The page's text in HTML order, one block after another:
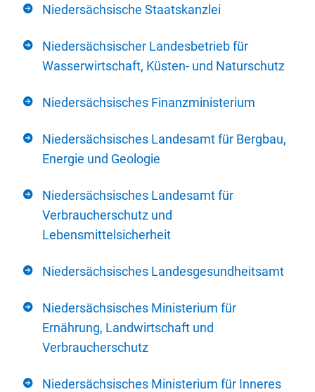
Niedersächsische Staatskanzlei
Niedersächsischer Landesbetrieb für
Wasserwirtschaft, Küsten- und Naturschutz
Niedersächsisches Finanzministerium
Niedersächsisches Landesamt für Bergbau,
Energie und Geologie
Niedersächsisches Landesamt für
Verbraucherschutz und
Lebensmittelsicherheit
Niedersächsisches Landesgesundheitsamt
Niedersächsisches Ministerium für
Ernährung, Landwirtschaft und
Verbraucherschutz
Niedersächsisches Ministerium für Inneres